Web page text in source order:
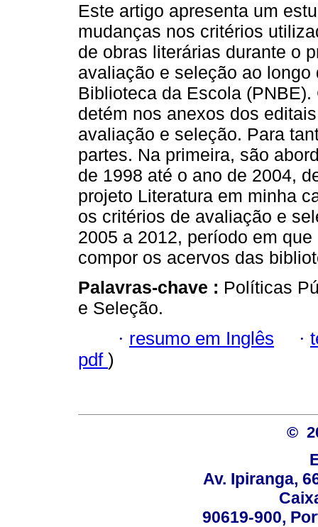
Este artigo apresenta um
mudanças nos critérios
de obras literárias durante o
avaliação e seleção ao
Biblioteca da Escola
detém nos anexos dos
avaliação e seleção. Para
partes. Na primeira, são
de 1998 até o ano de 2004,
projeto Literatura em minha
os critérios de avaliação e
2005 a 2012, período em
compor os acervos das
Palavras-chave : Políticas
e Seleção.
· resumo em Inglês ·
pdf )
©
Av. Ipiranga,
90619-900,